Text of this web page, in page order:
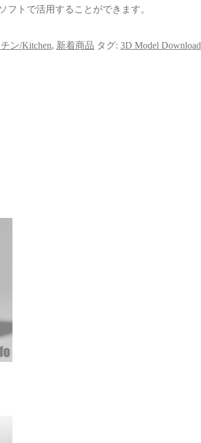
フトで活用することができます。
ン/Kitchen, 新着商品 タグ: 3D Model Download